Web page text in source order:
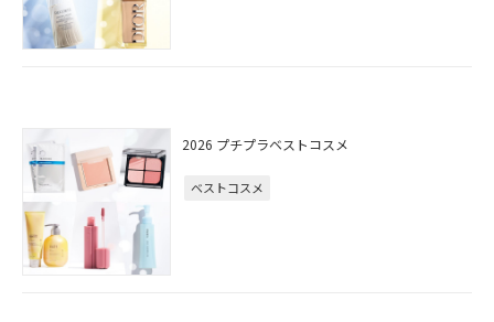
2026 プチプラベストコスメ
ベストコスメ